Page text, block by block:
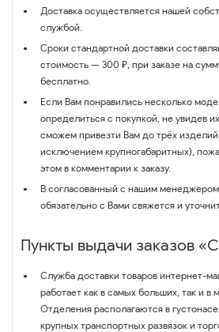
Доставка осуществляется нашей
службой.
Сроки стандартной доставки
стоимость — 300 ₽, при заказе на
бесплатно.
Если Вам понравились несколько
определиться с покупкой, не увидев
сможем привезти Вам до трёх
исключением крупногабаритных),
этом в комментарии к заказу.
В согласованный с нашим
обязательно с Вами свяжется и
Пункты выдачи заказов
Служба доставки товаров интернет-
работает как в самых больших, так и в
Отделения располагаются в
крупных транспортных развязок и